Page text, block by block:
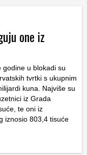
one iz
godine u blokadi su
tvrtki s ukupnim
kuna. Najviše su
iz Grada
te oni iz
iznosio 803,4 tisuće